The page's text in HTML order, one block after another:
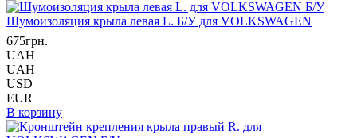
Шумоизоляция крыла левая L. Б/У для VOLKSWAGEN
675грн.
UAH
UAH
USD
EUR
В корзину